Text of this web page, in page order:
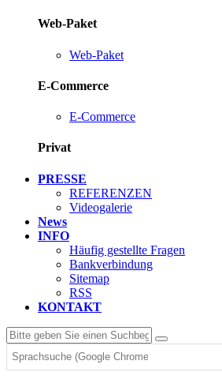
Web-Paket
Web-Paket
E-Commerce
E-Commerce
Privat
PRESSE
REFERENZEN
Videogalerie
News
INFO
Häufig gestellte Fragen
Bankverbindung
Sitemap
RSS
KONTAKT